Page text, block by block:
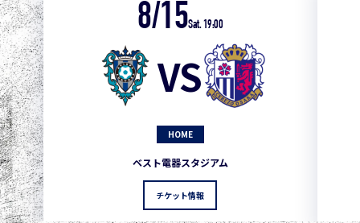
8/15Sat. 19:00
VS
HOME
ベスト電器スタジアム
チケット情報
1
2 0
3 3 1 0 0
3
5 3
5 3 1
5